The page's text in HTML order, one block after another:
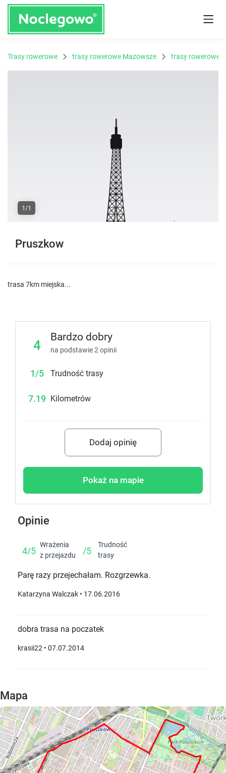
Trasy rowerowe trasy rowerowe Mazowsze trasy rowerowe
1/1
Pruszkow
trasa 7km miejska...
4
Bardzo dobry
na podstawie2 opinii
1/5 Trudność trasy
7.19 Kilometrów
Dodaj opinię
Pokaż na mapie
Opinie
4/5
Wrażenia
z przejazdu
/5
Trudność
trasy
Parę razy przejechałam. Rozgrzewka.
Katarzyna Walczak • 17.06.2016
dobra trasa na poczatek
krasii22 • 07.07.2014
Mapa